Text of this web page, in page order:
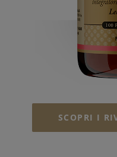
SCOPRI I